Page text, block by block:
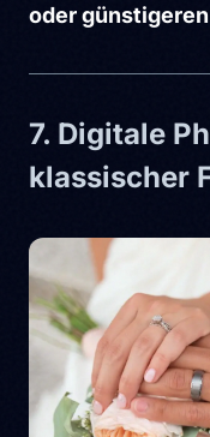
oder
7. Digitale
klassischer